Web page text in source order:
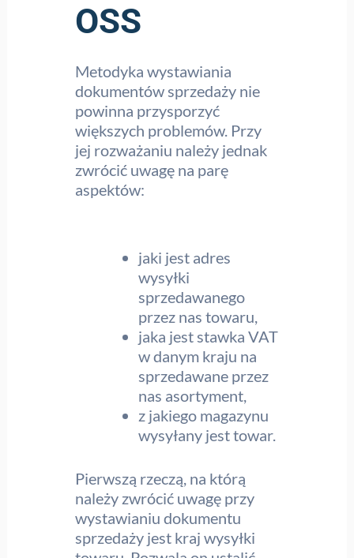
OSS
Metodyka wystawiania
dokumentów sprzedaży nie
powinna przysporzyć
większych problemów. Przy
jej rozważaniu należy jednak
zwrócić uwagę na parę
aspektów:
jaki jest adres
wysyłki
sprzedawanego
przez nas towaru,
jaka jest stawka VAT
w danym kraju na
sprzedawane przez
nas asortyment,
z jakiego magazynu
wysyłany jest towar.
Pierwszą rzeczą, na którą
należy zwrócić uwagę przy
wystawianiu dokumentu
sprzedaży jest kraj wysyłki